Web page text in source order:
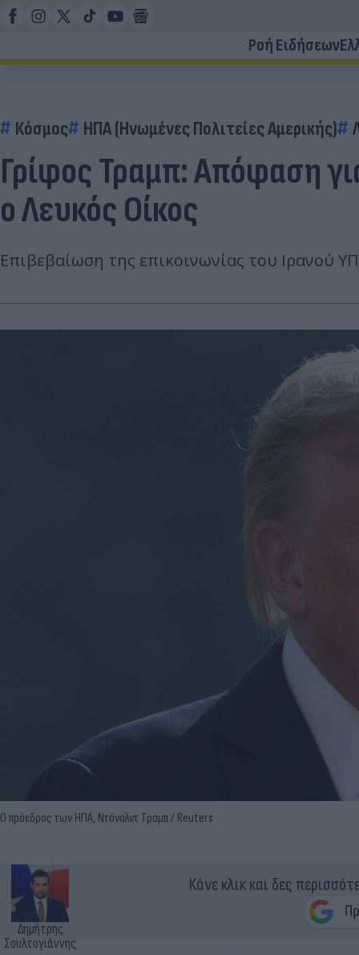
Ροή Ειδήσεων
Κόσμος ΗΠΑ (Ηνωμένες Πολιτείες Αμερικής)
Γρίφος Τραμπ: Απόφαση
ο Λευκός Οίκος
Επιβεβαίωση της επικοινωνίας του Ιρανού
Ο πρόεδρος των ΗΠΑ, Ντόναλντ Τραμπ / Reuters
Δημήτρης
Σουλτογιάννης
Κάνε κλικ και δες